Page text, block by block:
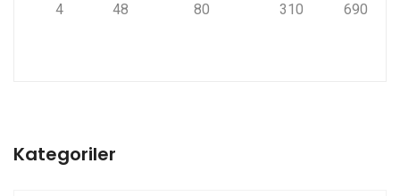
4 48 80 310 690
Kategoriler